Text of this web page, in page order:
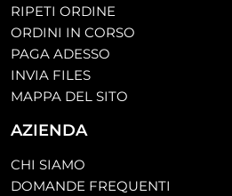
RIPETI ORDINE
ORDINI IN CORSO
PAGA ADESSO
INVIA FILES
MAPPA DEL SITO
AZIENDA
CHI SIAMO
DOMANDE FREQUENTI